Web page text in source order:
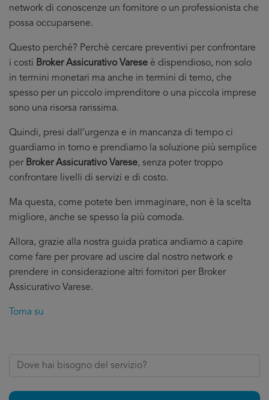
network di conoscenze un fornitore o un professionista che
possa occuparsene.
Questo perché? Perchè cercare preventivi per confrontare
i costi Broker Assicurativo Varese è dispendioso, non solo
in termini monetari ma anche in termini di temo, che
spesso per un piccolo imprenditore o una piccola imprese
sono una risorsa rarissima.
Quindi, presi dall’urgenza e in mancanza di tempo ci
guardiamo in torno e prendiamo la soluzione più semplice
per Broker Assicurativo Varese, senza poter troppo
confrontare livelli di servizi e di costo.
Ma questa, come potete ben immaginare, non è la scelta
migliore, anche se spesso la più comoda.
Allora, grazie alla nostra guida pratica andiamo a capire
come fare per provare ad uscire dal nostro network e
prendere in considerazione altri fornitori per Broker
Assicurativo Varese.
Torna su